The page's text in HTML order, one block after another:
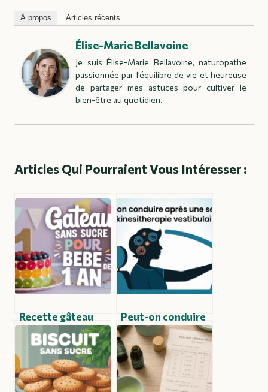
À propos Articles récents
Élise-Marie Bellavoine
Je suis Élise-Marie Bellavoine, naturopathe
passionnée par l’équilibre de vie et heureuse
de partager mes astuces pour cultiver le
bien-être au quotidien.
Articles Qui Pourraient Vous Intéresser :
Recette gâteau
bébé 1 an sans
sucre : inspirations
et astuces pour un
anniversaire tout
en douceur
Peut-on conduire
après une séance
de kiné
vestibulaire ?
Conseils et
précautions à